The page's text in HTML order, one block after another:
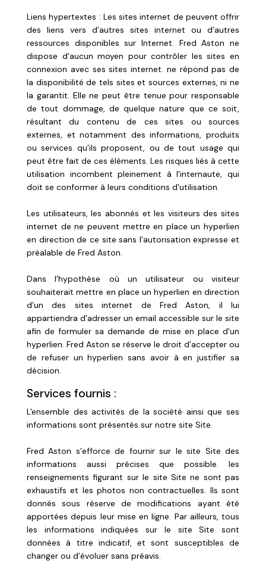
Liens hypertextes : Les sites internet de peuvent offrir
des liens vers d’autres sites internet ou d’autres
ressources disponibles sur Internet. Fred Aston ne
dispose d'aucun moyen pour contrôler les sites en
connexion avec ses sites internet. ne répond pas de
la disponibilité de tels sites et sources externes, ni ne
la garantit. Elle ne peut être tenue pour responsable
de tout dommage, de quelque nature que ce soit,
résultant du contenu de ces sites ou sources
externes, et notamment des informations, produits
ou services qu’ils proposent, ou de tout usage qui
peut être fait de ces éléments. Les risques liés à cette
utilisation incombent pleinement à l'internaute, qui
doit se conformer à leurs conditions d'utilisation.
Les utilisateurs, les abonnés et les visiteurs des sites
internet de ne peuvent mettre en place un hyperlien
en direction de ce site sans l'autorisation expresse et
préalable de Fred Aston.
Dans l'hypothèse où un utilisateur ou visiteur
souhaiterait mettre en place un hyperlien en direction
d’un des sites internet de Fred Aston, il lui
appartiendra d'adresser un email accessible sur le site
afin de formuler sa demande de mise en place d'un
hyperlien. Fred Aston se réserve le droit d’accepter ou
de refuser un hyperlien sans avoir à en justifier sa
décision.
Services fournis :
L'ensemble des activités de la société ainsi que ses
informations sont présentés sur notre site Site.
Fred Aston s’efforce de fournir sur le site Site des
informations aussi précises que possible. les
renseignements figurant sur le site Site ne sont pas
exhaustifs et les photos non contractuelles. Ils sont
donnés sous réserve de modifications ayant été
apportées depuis leur mise en ligne. Par ailleurs, tous
les informations indiquées sur le site Site sont
données à titre indicatif, et sont susceptibles de
changer ou d’évoluer sans préavis.